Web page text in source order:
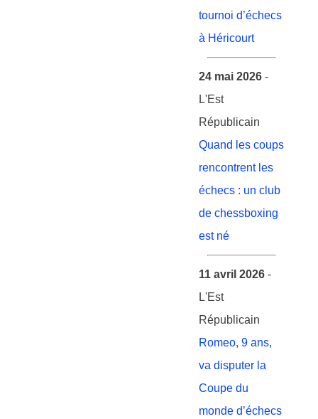
tournoi d’échecs
à Héricourt
24 mai 2026 -
L'Est
Républicain
Quand les coups
rencontrent les
échecs : un club
de chessboxing
est né
11 avril 2026 -
L'Est
Républicain
Romeo, 9 ans,
va disputer la
Coupe du
monde d’échecs